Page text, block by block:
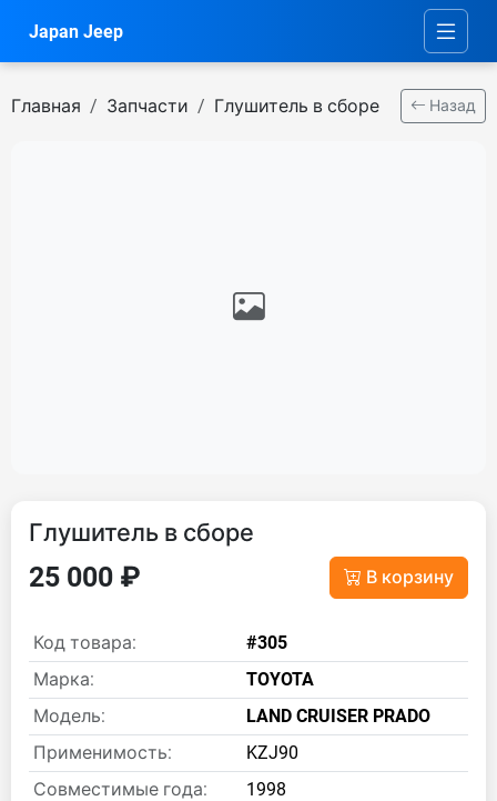
Japan Jeep
Главная Запчасти Глушитель в сборе Назад
Глушитель в сборе
25 000 ₽ В корзину
Код товара:
#305
Марка:
TOYOTA
Модель:
LAND CRUISER PRADO
Применимость:
KZJ90
Совместимые года:
1998